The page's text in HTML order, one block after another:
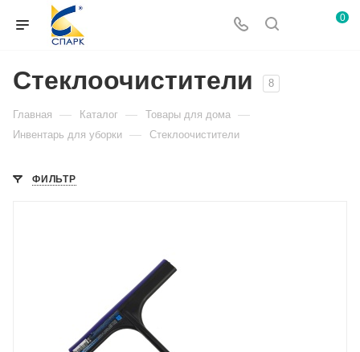
0
Стеклоочистители 8
Главная — Каталог — Товары для дома —
Инвентарь для уборки — Стеклоочистители
ФИЛЬТР